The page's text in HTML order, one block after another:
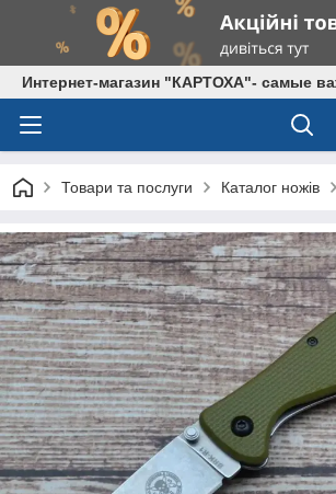
Интернет-магазин "КАРТОХА"- самые
Товари та послуги Каталог ножів